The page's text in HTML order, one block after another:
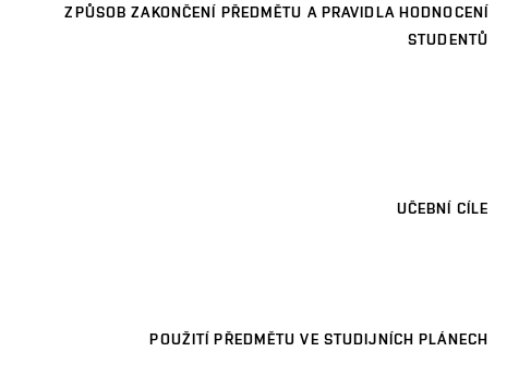
ZPŮSOB ZAKONČENÍ PŘEDMĚTU A PRAVIDLA HODNOCENÍ
STUDENTŮ
UČEBNÍ CÍLE
POUŽITÍ PŘEDMĚTU VE STUDIJNÍCH PLÁNECH